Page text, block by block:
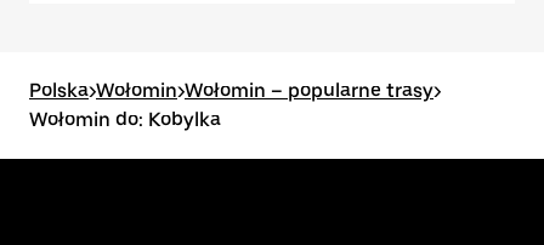
Polska>Wołomin>Wołomin – popularne trasy>
Wołomin do: Kobylka